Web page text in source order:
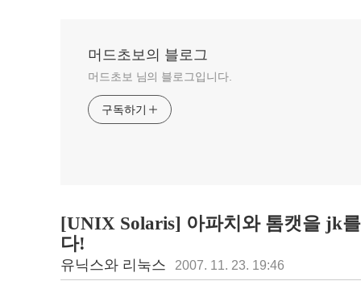
머드초보의 블로그
머드초보 님의 블로그입니다.
구독하기
[UNIX Solaris] 아파치와 톰캣을 jk
다!
유닉스와 리눅스 2007. 11. 23. 19:46